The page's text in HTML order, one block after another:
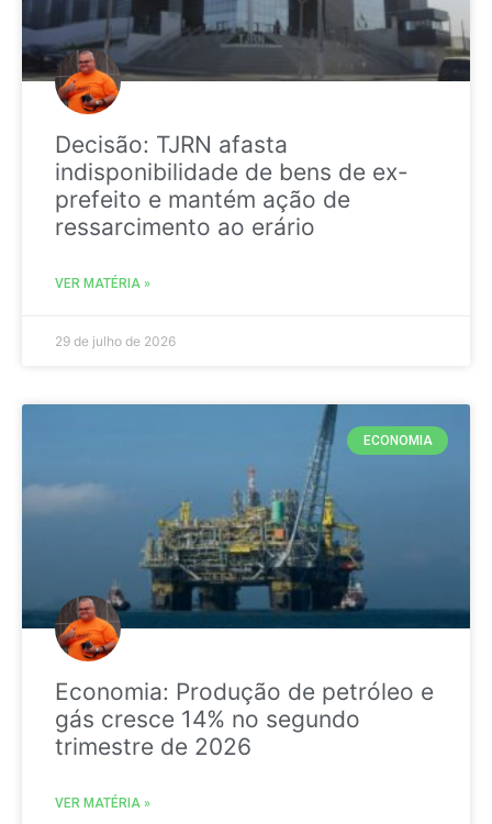
Decisão: TJRN afasta
indisponibilidade de bens de ex-
prefeito e mantém ação de
ressarcimento ao erário
VER MATÉRIA »
29 de julho de 2026
ECONOMIA
Economia: Produção de petróleo e
gás cresce 14% no segundo
trimestre de 2026
VER MATÉRIA »